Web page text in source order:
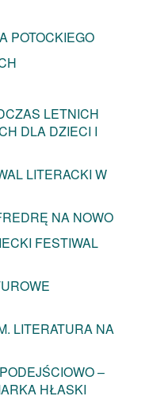
POTOCKIEGO
LETNICH
DLA DZIECI I
LITERACKI W
NA NOWO
FESTIWAL
LITERATURA NA
–
HŁASKI